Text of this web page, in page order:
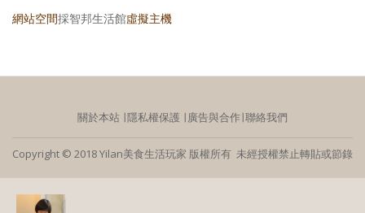
網站空間採智邦生活館虛擬主機
關於本站 ∣隱私權保護 ∣廣告與合作∣聯絡我們
Copyright © 2018 Yilan美食生活玩家 版權所有 未經授權禁止轉貼或節錄